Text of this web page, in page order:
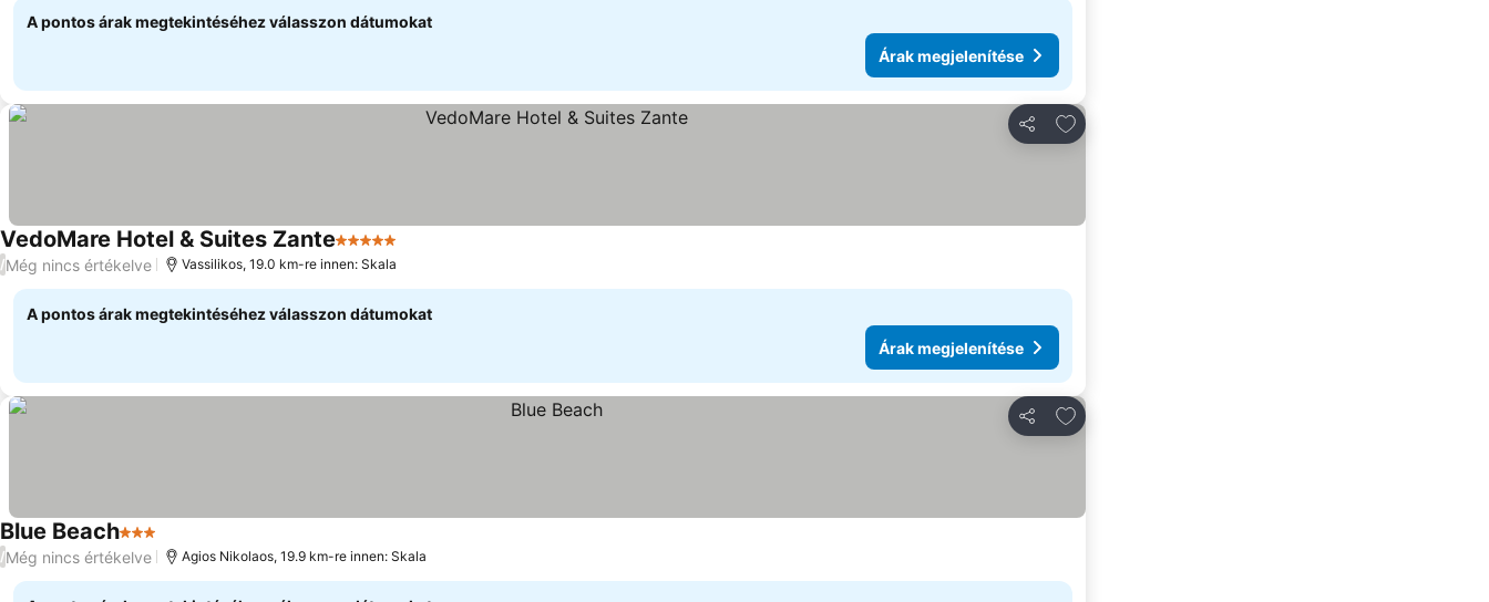
A pontos árak megtekintéséhez válasszon dátumokat
Árak megjelenítése
Megosztás
Hozzáadás a kedvencekhez
VedoMare Hotel & Suites Zante5 Kategória
/Még nincs értékelve Vassilikos, 19.0 km-re innen: Skala
A pontos árak megtekintéséhez válasszon dátumokat
Árak megjelenítése
Megosztás
Hozzáadás a kedvencekhez
Blue Beach3 Kategória
/Még nincs értékelve Agios Nikolaos, 19.9 km-re innen: Skala